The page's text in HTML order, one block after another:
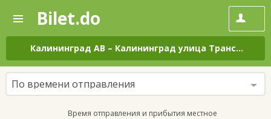
—
Поиск
и
покупка
билетов
на
автобус
онлайн
Bilet.do
Калининград АВ – Калининград улица Транспортая
По времени отправления
Время отправления и прибытия местное